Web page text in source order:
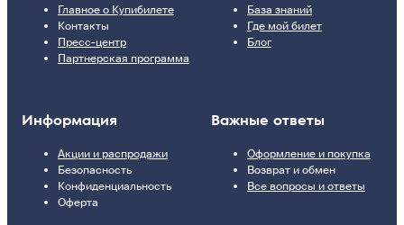
Главное о Купибилете
Контакты
Пресс-центр
Партнерская программа
База знаний
Где мой билет
Блог
Информация
Акции и распродажи
Безопасность
Конфиденциальность
Оферта
Важные ответы
Оформление и покупка
Возврат и обмен
Все вопросы и ответы